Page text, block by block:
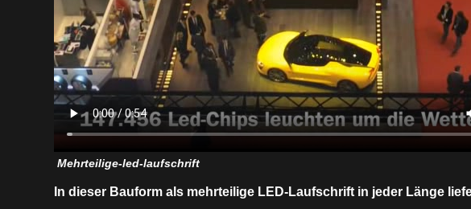
Mehrteilige-led-laufschrift
In dieser Bauform als mehrteilige LED-Laufschrift in jeder Länge